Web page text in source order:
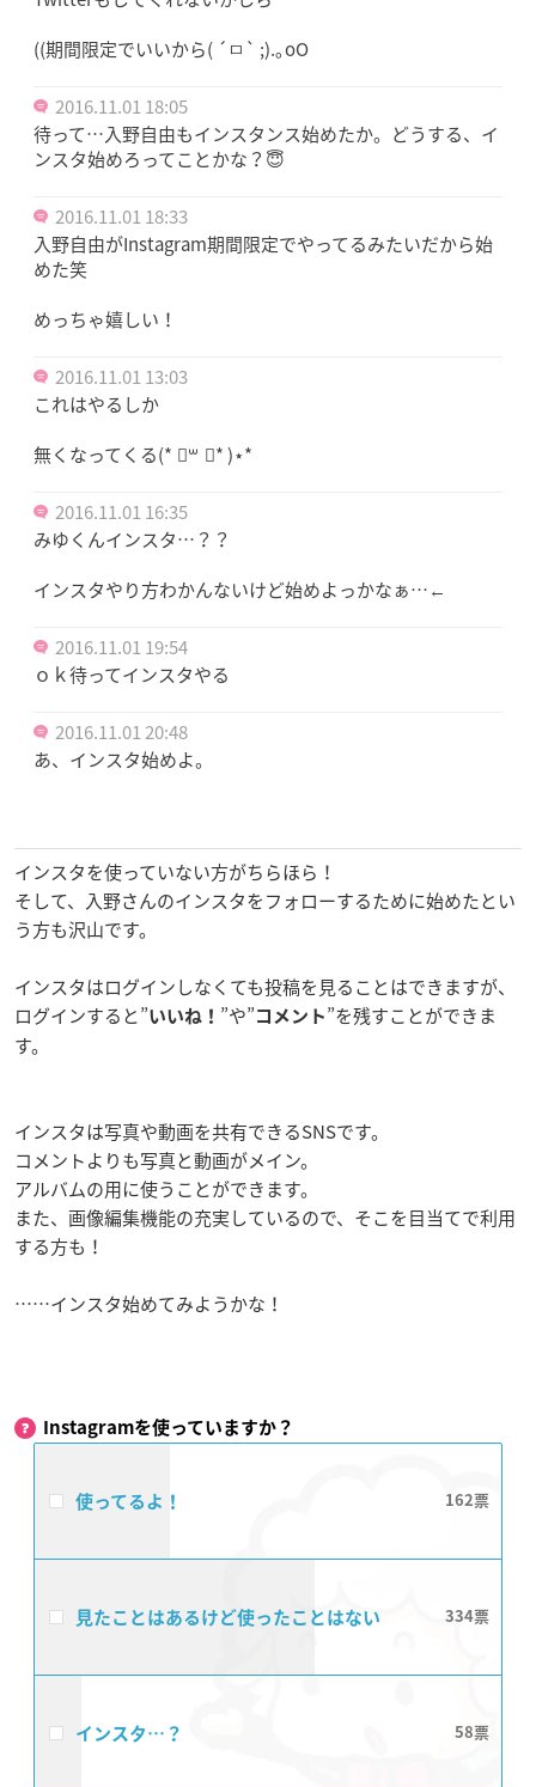
((期間限定でいいから( ´ㅁ` ;).｡oO
2016.11.01 18:05
待って…入野自由もインスタンス始めたか。どうする、イ
ンスタ始めろってことかな？😇
2016.11.01 18:33
入野自由がInstagram期間限定でやってるみたいだから始
めた笑
めっちゃ嬉しい！
2016.11.01 13:03
これはやるしか
無くなってくる(* ॑꒳ ॑* )⋆*
2016.11.01 16:35
みゆくんインスタ…？？
インスタやり方わかんないけど始めよっかなぁ…←
2016.11.01 19:54
ｏｋ待ってインスタやる
2016.11.01 20:48
あ、インスタ始めよ。
インスタを使っていない方がちらほら！
そして、入野さんのインスタをフォローするために始めたとい
う方も沢山です。
インスタはログインしなくても投稿を見ることはできますが、
ログインすると”いいね！ ”や” コメント ”を残すことができま
す。
インスタは写真や動画を共有できるSNSです。
コメントよりも写真と動画がメイン。
アルバムの用に使うことができます。
また、画像編集機能の充実しているので、そこを目当てで利用
する方も！
……インスタ始めてみようかな！
Instagramを使っていますか？
使ってるよ！ 162
見たことはあるけど使ったことはない 334
インスタ…？ 58